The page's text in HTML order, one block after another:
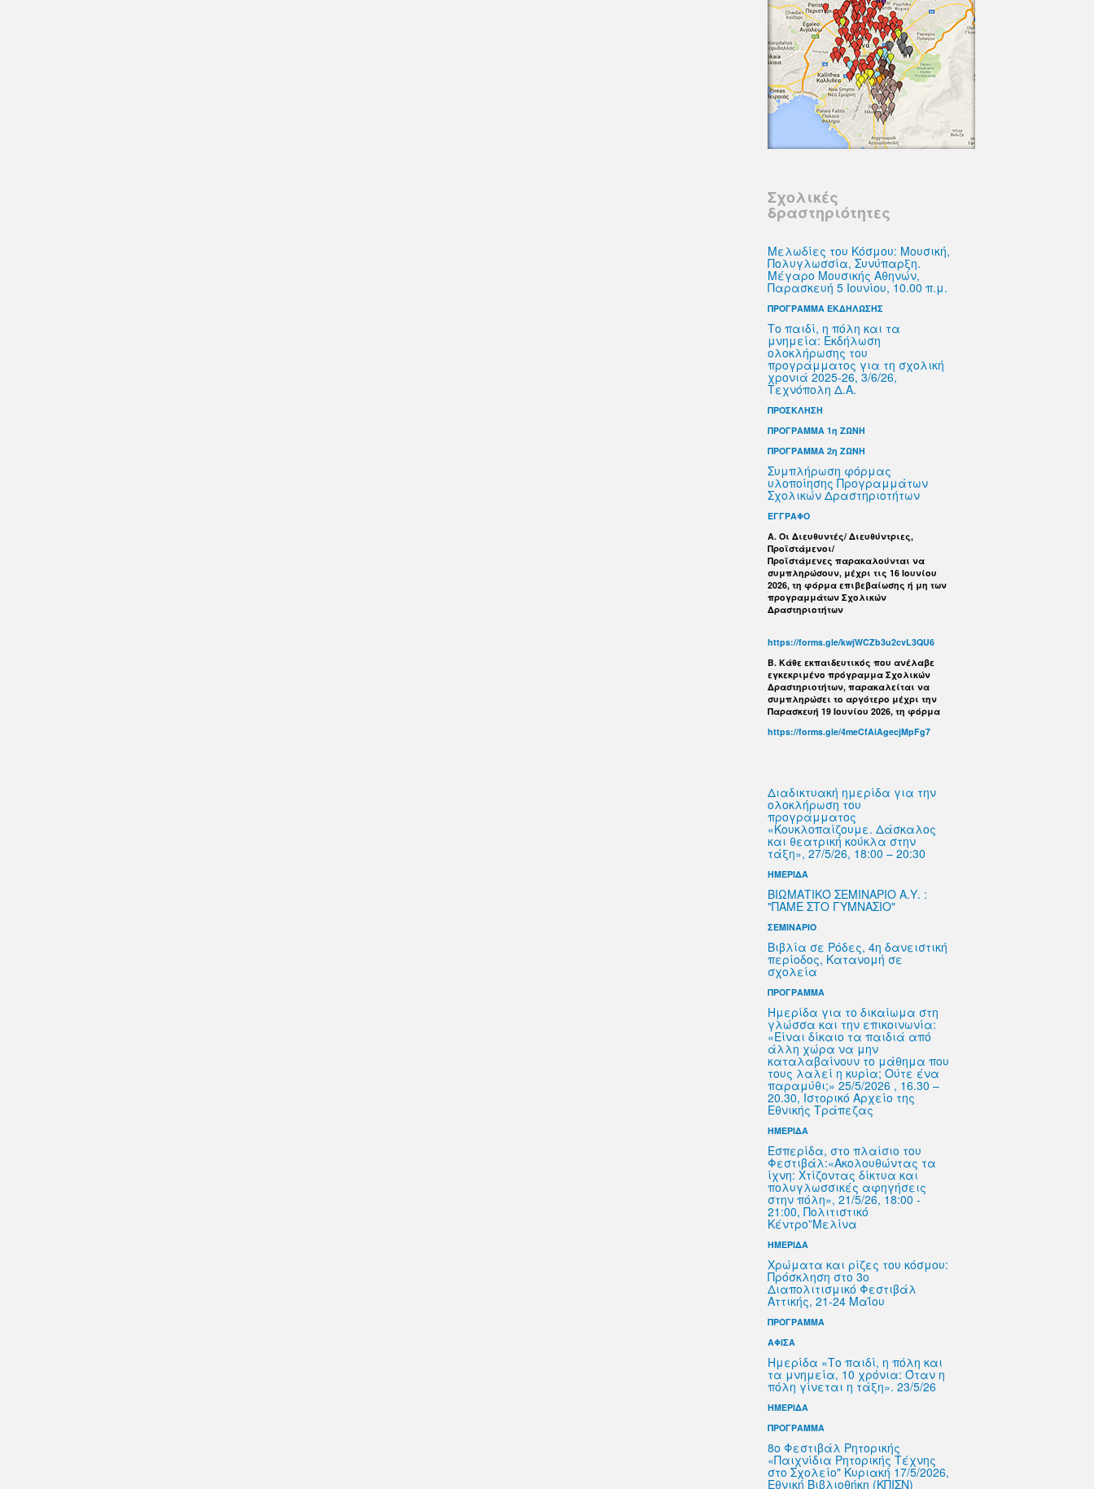
Σχολικές
δραστηριότητες
Μελωδίες του Κόσμου: Μουσική,
Πολυγλωσσία, Συνύπαρξη.
Μέγαρο Μουσικής Αθηνών,
Παρασκευή 5 Ιουνίου, 10.00 π.μ.
ΠΡΟΓΡΑΜΜΑ ΕΚΔΗΛΩΣΗΣ
Το παιδί, η πόλη και τα
μνημεία: Εκδήλωση
ολοκλήρωσης του
προγράμματος για τη σχολική
χρονιά 2025-26, 3/6/26,
Τεχνόπολη Δ.Α.
ΠΡΟΣΚΛΗΣΗ
ΠΡΟΓΡΑΜΜΑ 1η ΖΩΝΗ
ΠΡΟΓΡΑΜΜΑ 2η ΖΩΝΗ
Συμπλήρωση φόρμας
υλοποίησης Προγραμμάτων
Σχολικών Δραστηριοτήτων
ΕΓΓΡΑΦΟ
Α. Οι Διευθυντές/ Διευθύντριες,
Προϊστάμενοι/
Προϊστάμενες παρακαλούνται να
συμπληρώσουν, μέχρι τις 16 Ιουνίου
2026, τη φόρμα επιβεβαίωσης ή μη των
προγραμμάτων Σχολικών
Δραστηριοτήτων
https://forms.gle/kwjWCZb3u2cvL3QU6
B. Κάθε εκπαιδευτικός που ανέλαβε
εγκεκριμένο πρόγραμμα Σχολικών
Δραστηριοτήτων, παρακαλείται να
συμπληρώσει το αργότερο μέχρι την
Παρασκευή 19 Ιουνίου 2026, τη φόρμα
https://forms.gle/4meCfAiAgecjMpFg7
Διαδικτυακή ημερίδα για την
ολοκλήρωση του
προγράμματος
«Κουκλοπαίζουμε. Δάσκαλος
και θεατρική κούκλα στην
τάξη», 27/5/26, 18:00 – 20:30
ΗΜΕΡΙΔΑ
ΒΙΩΜΑΤΙΚΌ ΣΕΜΙΝΑΡΙΟ Α.Υ. :
"ΠΑΜΕ ΣΤΟ ΓΥΜΝΑΣΙΟ"
ΣΕΜΙΝΑΡΙΟ
Βιβλία σε Ρόδες, 4η δανειστική
περίοδος, Κατανομή σε
σχολεία
ΠΡΟΓΡΑΜΜΑ
Ημερίδα για το δικαίωμα στη
γλώσσα και την επικοινωνία:
«Είναι δίκαιο τα παιδιά από
άλλη χώρα να μην
καταλαβαίνουν το μάθημα που
τους λαλεί η κυρία; Ούτε ένα
παραμύθι;» 25/5/2026 , 16.30 –
20.30, Ιστορικό Αρχείο της
Εθνικής Τράπεζας
ΗΜΕΡΙΔΑ
Εσπερίδα, στο πλαίσιο του
Φεστιβάλ:«Ακολουθώντας τα
ίχνη: Χτίζοντας δίκτυα και
πολυγλωσσικές αφηγήσεις
στην πόλη», 21/5/26, 18:00 -
21:00, Πολιτιστικό
Κέντρο”Μελίνα
ΗΜΕΡΙΔΑ
Χρώματα και ρίζες του κόσμου:
Πρόσκληση στο 3ο
Διαπολιτισμικό Φεστιβάλ
Αττικής, 21-24 Μαΐου
ΠΡΟΓΡΑΜΜΑ
ΑΦΙΣΑ
Ημερίδα «Το παιδί, η πόλη και
τα μνημεία, 10 χρόνια: Όταν η
πόλη γίνεται η τάξη». 23/5/26
ΗΜΕΡΙΔΑ
ΠΡΟΓΡΑΜΜΑ
8ο Φεστιβάλ Ρητορικής
«Παιχνίδια Ρητορικής Τέχνης
στο Σχολείο" Κυριακή 17/5/2026,
Εθνική Βιβλιοθήκη (ΚΠΙΣΝ)